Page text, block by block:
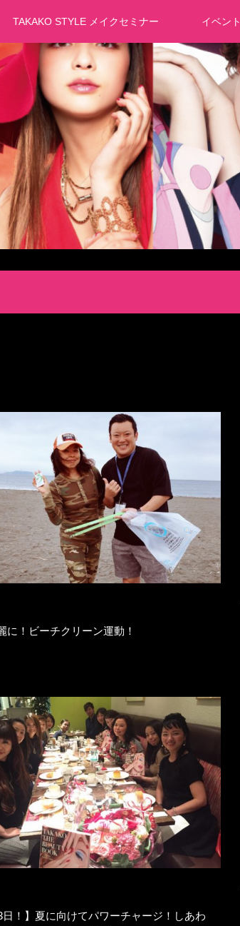
TAKAKO STYLE メイクセミナー イベン
に！ビーチクリーン運動！
日！】夏に向けてパワーチャージ！しあわ